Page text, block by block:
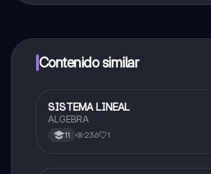
a determinadas funciones.
Contenido similar
Matemáticas
SISTEMA LINEAL
ALGEBRA
11 236 1